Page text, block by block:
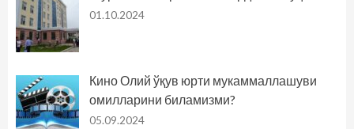
01.10.2024
Кино Олий ўқув юрти мукаммаллашуви
омилларини биламизми?
05.09.2024